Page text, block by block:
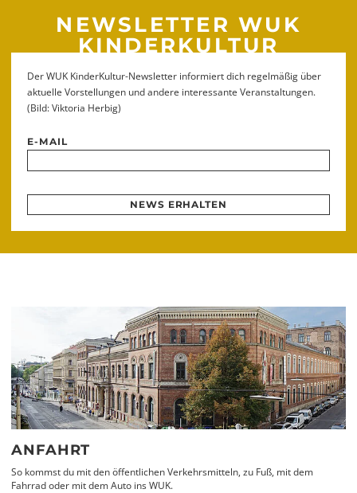
NEWSLETTER WUK
KINDERKULTUR
Der WUK KinderKultur-Newsletter informiert dich regelmäßig über
aktuelle Vorstellungen und andere interessante Veranstaltungen.
(Bild: Viktoria Herbig)
E-MAIL
NEWS ERHALTEN
ANFAHRT
So kommst du mit den öffentlichen Verkehrsmitteln, zu Fuß, mit dem
Fahrrad oder mit dem Auto ins WUK.